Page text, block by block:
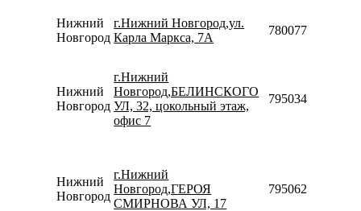
Нижний
Новгород
г.Нижний Новгород,ул.
Карла Маркса, 7А
78007753553
Нижний
Новгород
г.Нижний
Новгород,БЕЛИНСКОГО
УЛ, 32, цокольный этаж,
офис 7
79503467976
Нижний
Новгород
г.Нижний
Новгород,ГЕРОЯ
СМИРНОВА УЛ, 17
79506209521